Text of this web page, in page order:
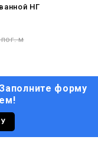
НГ
м
форму